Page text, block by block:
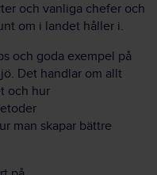
och vanliga chefer och
om i landet håller i.
och goda exempel på
. Det handlar om allt
och hur
man skapar bättre